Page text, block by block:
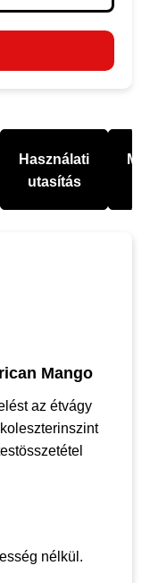
Használati
utasítás
Mango
az étvágy
nélkül.